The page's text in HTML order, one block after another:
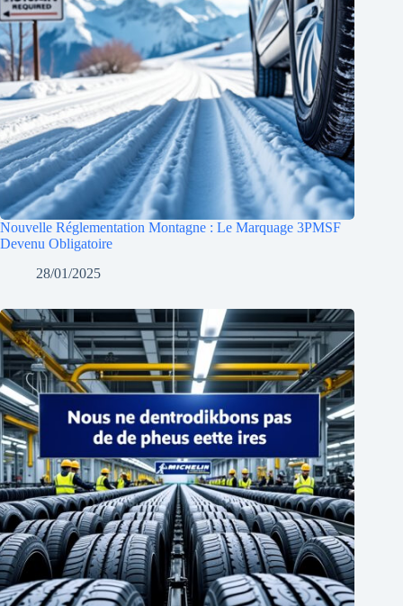
Nouvelle Réglementation Montagne : Le Marquage 3PMSF
Devenu Obligatoire
28/01/2025